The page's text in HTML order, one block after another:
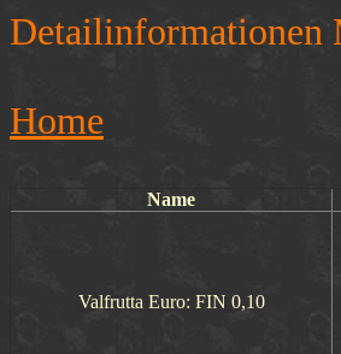
Detailinformationen
Home
Name
Valfrutta Euro: FIN 0,10